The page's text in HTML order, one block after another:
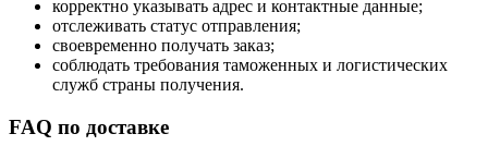
корректно указывать адрес и контактные данные;
отслеживать статус отправления;
своевременно получать заказ;
соблюдать требования таможенных и логистических
служб страны получения.
FAQ по доставке